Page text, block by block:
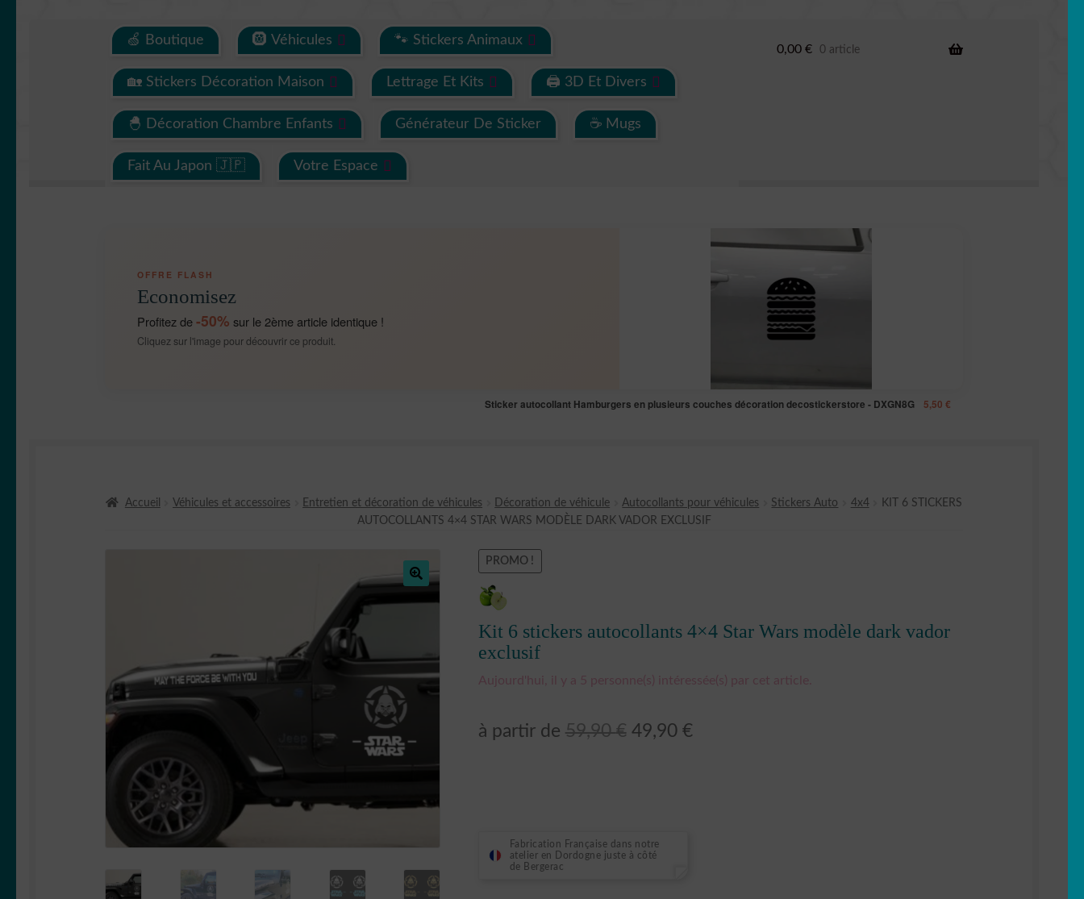
🍏 Boutique 🛞 Véhicules 🐾 Stickers Animaux
🏡 Stickers Décoration Maison Lettrage Et Kits 🖨 3D Et Divers
🐣 Décoration Chambre Enfants Générateur De Sticker ☕ Mugs
Fait Au Japon 🇯🇵 Votre Espace
0,00 € 0 article
OFFRE FLASH
Economisez
Profitez de-50% sur le 2ème article identique !
Cliquez sur l'image pour découvrir ce produit.
Sticker autocollant Hamburgers en plusieurs couches décoration decostickerstore - DXGN8G 5,50 €
Accueil Véhicules et accessoires Entretien et décoration de véhicules Décoration de véhicule Autocollants pour véhicules Stickers Auto 4x4
KIT 6 STICKERS
AUTOCOLLANTS 4×4 STAR WARS MODÈLE DARK VADOR EXCLUSIF
PROMO !
Kit 6 stickers autocollants 4×4 Star Wars modèle dark vador
exclusif
Aujourd'hui, il y a 5 personne(s) intéressée(s) par cet article.
à partir de 59,90€ Le
59,90 €.
49,90 €Le
Fabrication Française dans notre
atelier en Dordogne juste à côté
de Bergerac